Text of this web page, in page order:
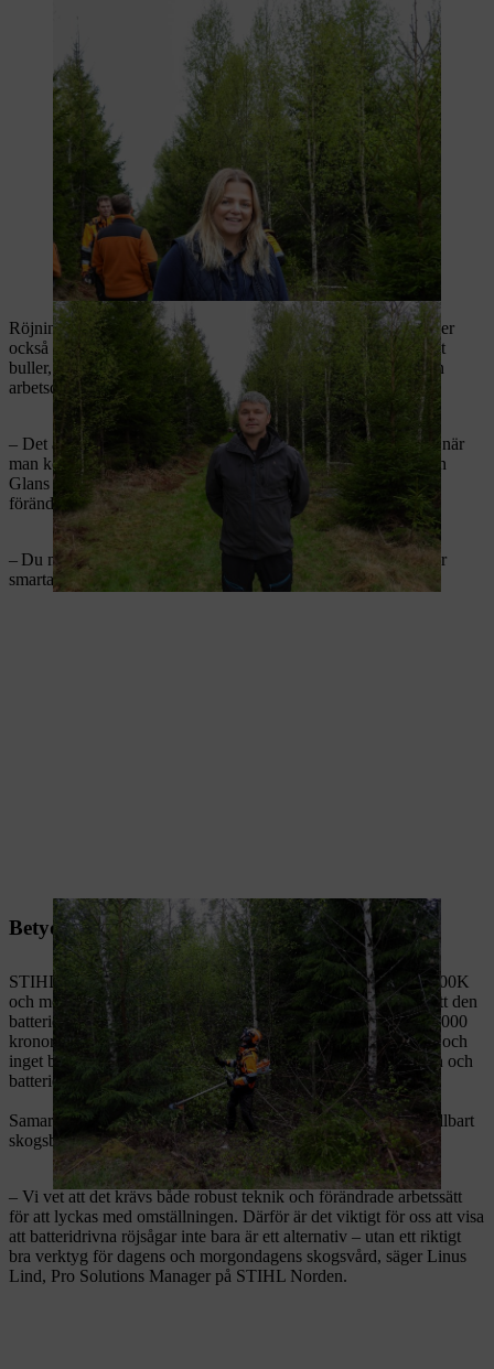
Röjningslaget, som utgörs av Glans Skogsentreprenad, upplever
också tydligt positiva effekter på hälsa och välmående: minskat
buller, inga avgaser och betydligt mindre huvudtrötthet efter en
arbetsdag.
– Det är tystare, lättare att andas och man är piggare i huvudet när
man kommer hem, berättar röjningsarbetaren Adam Svahn från
Glans Skogsentreprenad. Han framhåller också att arbetssättet
förändras – och förbättras – med batteridrift:
– Du måste tänka mer på hur du planerar dagen, men du jobbar
smartare. Det är en ny vardag, helt enkelt.
Betydande besparing på driftskostnader
STIHL har genomfört en ekonomisk jämförelse mellan FSA 400K
och motsvarande bensinmodell FS 460 KW. Resultatet visar att den
batteridrivna röjsågen ger en minskad driftkostnad på cirka 50 000
kronor per år och användare – tack vare lägre energikostnader och
inget bränslebehov. Det innebär att hela investeringen i maskin och
batterier är intjänad redan efter cirka 15 månader.
Samarbetet är ett led i arbetet som STIHL driver för ett mer hållbart
skogsbruk.
– Vi vet att det krävs både robust teknik och förändrade arbetssätt
för att lyckas med omställningen. Därför är det viktigt för oss att visa
att batteridrivna röjsågar inte bara är ett alternativ – utan ett riktigt
bra verktyg för dagens och morgondagens skogsvård, säger Linus
Lind, Pro Solutions Manager på STIHL Norden.